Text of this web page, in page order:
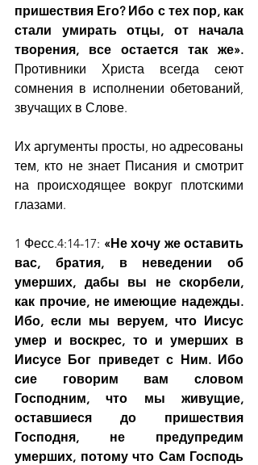
пришествия Его? Ибо с тех пор, как
стали умирать отцы, от начала
Противники Христа всегда сеют
сомнения в исполнении обетований,
звучащих в Слове.
Их аргументы просты, но адресованы
тем, кто не знает Писания и смотрит
на происходящее вокруг плотскими
глазами.
1 Фесс.4:14-17: «Не хочу же оставить
вас, братия, в неведении об
умерших, дабы вы не скорбели,
как прочие, не имеющие надежды.
Ибо, если мы веруем, что Иисус
умер и воскрес, то и умерших в
Иисусе Бог приведет с Ним. Ибо
сие говорим вам словом
Господним, что мы живущие,
оставшиеся до пришествия
Господня, не предупредим
умерших, потому что Сам Господь